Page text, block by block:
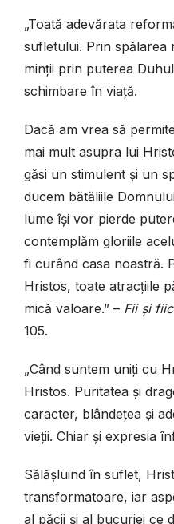
„Toată adevărata
sufletului. Prin spălarea
minții prin puterea
schimbare în viață.
Dacă am vrea să
mai mult asupra lui
găsi un stimulent și un
ducem bătăliile
lume își vor pierde
contemplăm gloriile
fi curând casa noastră.
Hristos, toate atracțiile
mică valoare.” – Fii și
105.
„Când suntem uniți cu
Hristos. Puritatea și
caracter, blândețea și
vieții. Chiar și expresia
Sălășluind în suflet,
transformatoare, iar
al păcii și al bucuriei ce